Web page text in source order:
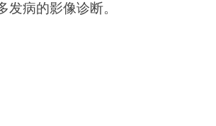
发病的影像诊断。